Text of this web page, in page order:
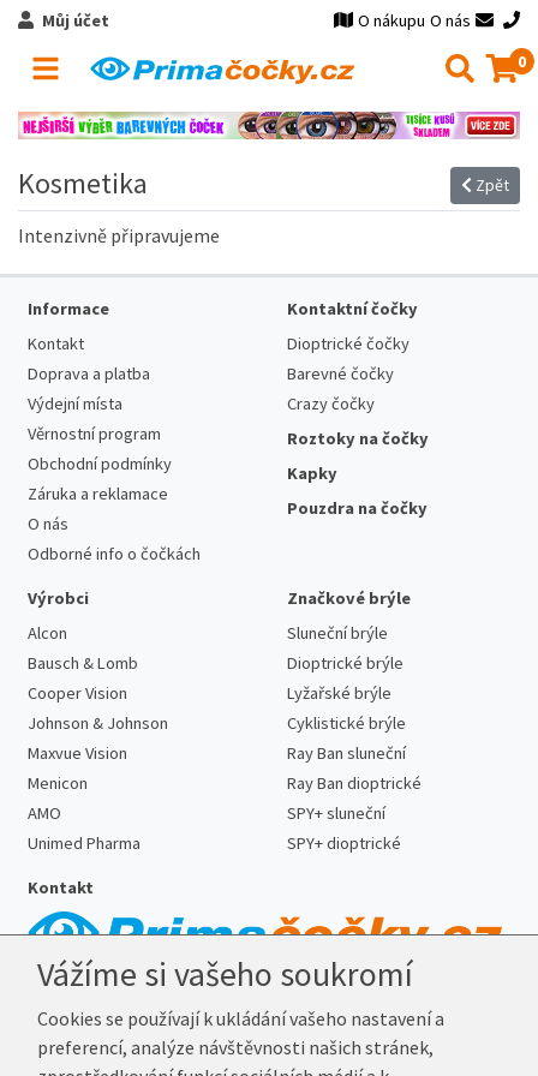
Můj účet O nákupu O nás
0
Kosmetika Zpět
Intenzivně připravujeme
Informace
Kontakt
Doprava a platba
Výdejní místa
Věrnostní program
Obchodní podmínky
Záruka a reklamace
O nás
Odborné info o čočkách
Kontaktní čočky
Dioptrické čočky
Barevné čočky
Crazy čočky
Roztoky na čočky
Kapky
Pouzdra na čočky
Výrobci
Alcon
Bausch & Lomb
Cooper Vision
Johnson & Johnson
Maxvue Vision
Menicon
AMO
Unimed Pharma
Značkové brýle
Sluneční brýle
Dioptrické brýle
Lyžařské brýle
Cyklistické brýle
Ray Ban sluneční
Ray Ban dioptrické
SPY+ sluneční
SPY+ dioptrické
Kontakt
E-mail:info@prima-cocky.cz
Reklamační adresa
Vážíme si vašeho soukromí
Cookies se používají k ukládání vašeho nastavení a
preferencí, analýze návštěvnosti našich stránek,